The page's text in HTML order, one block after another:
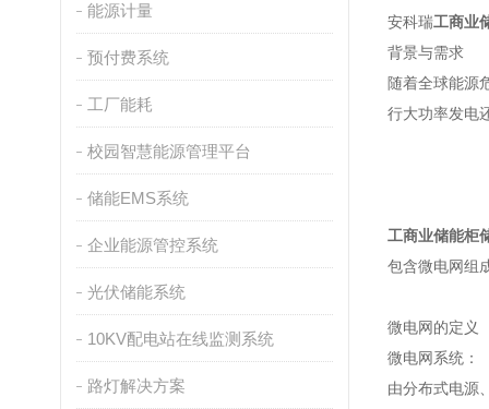
能源计量
预付费系统
工厂能耗
校园智慧能源管理平台
储能EMS系统
企业能源管控系统
光伏储能系统
10KV配电站在线监测系统
路灯解决方案
安科瑞工商业
背景与需求
随着全球能源
行大功率发电
工商业储能柜
包含微电网组
微电网的定义
微电网系统：
由分布式电源